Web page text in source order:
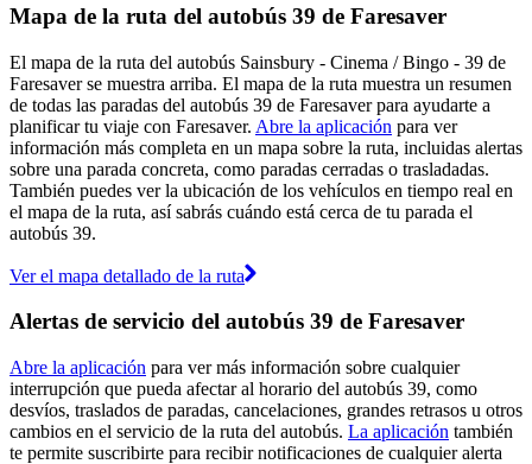
Mapa de la ruta del autobús 39 de Faresaver
El mapa de la ruta del autobús Sainsbury - Cinema / Bingo - 39 de
Faresaver se muestra arriba. El mapa de la ruta muestra un resumen
de todas las paradas del autobús 39 de Faresaver para ayudarte a
planificar tu viaje con Faresaver. Abre la aplicación para ver
información más completa en un mapa sobre la ruta, incluidas alertas
sobre una parada concreta, como paradas cerradas o trasladadas.
También puedes ver la ubicación de los vehículos en tiempo real en
el mapa de la ruta, así sabrás cuándo está cerca de tu parada el
autobús 39.
Ver el mapa detallado de la ruta
Alertas de servicio del autobús 39 de Faresaver
Abre la aplicación para ver más información sobre cualquier
interrupción que pueda afectar al horario del autobús 39, como
desvíos, traslados de paradas, cancelaciones, grandes retrasos u otros
cambios en el servicio de la ruta del autobús. La aplicación también
te permite suscribirte para recibir notificaciones de cualquier alerta